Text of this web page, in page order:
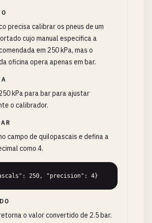
precisa calibrar os pneus de um
cujo manual especifica a
em 250 kPa, mas o
oficina opera apenas em bar.
kPa para bar para ajustar
o calibrador.
campo de quilopascais e defina a
como 4.
250, "precision": 4}
o valor convertido de 2.5 bar.